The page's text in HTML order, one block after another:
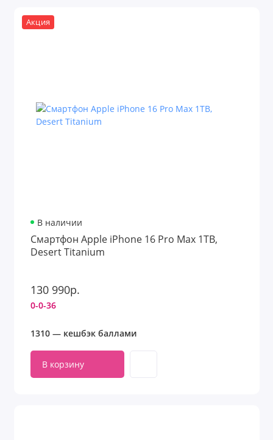
Акция
В наличии
Смартфон Apple iPhone 16 Pro Max 1TB,
Desert Titanium
130 990р.
0-0-36
1310 — кешбэк баллами
В корзину